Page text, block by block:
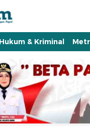
Hukum & Kriminal